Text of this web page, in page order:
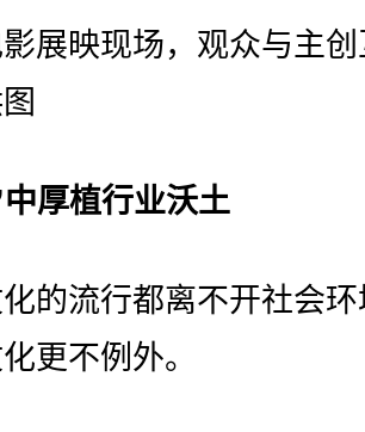
映现场，观众与主创
厚植行业沃土
流行都离不开社会环
更不例外。